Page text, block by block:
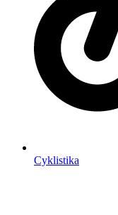
Cyklistika